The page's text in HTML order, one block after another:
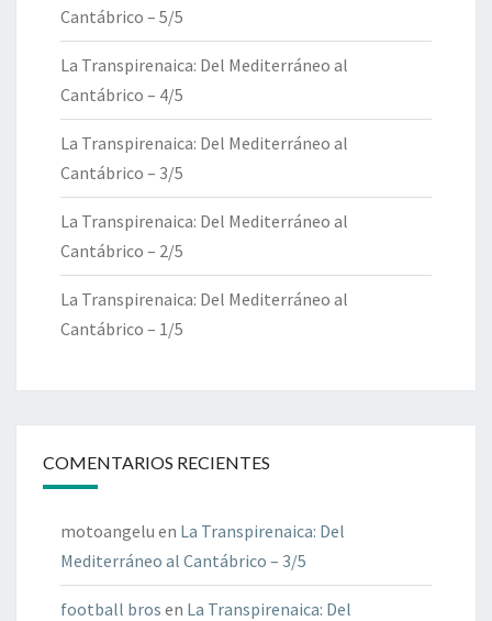
Cantábrico – 5/5
La Transpirenaica: Del Mediterráneo al
Cantábrico – 4/5
La Transpirenaica: Del Mediterráneo al
Cantábrico – 3/5
La Transpirenaica: Del Mediterráneo al
Cantábrico – 2/5
La Transpirenaica: Del Mediterráneo al
Cantábrico – 1/5
COMENTARIOS RECIENTES
motoangelu en La Transpirenaica: Del
Mediterráneo al Cantábrico – 3/5
football bros en La Transpirenaica: Del